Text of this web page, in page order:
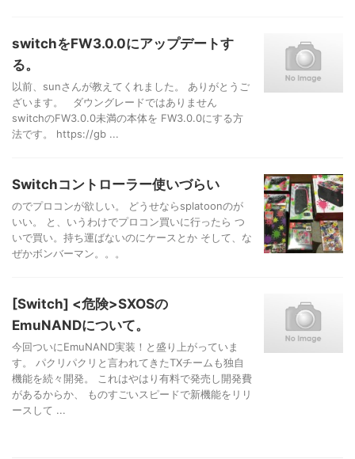
switchをFW3.0.0にアップデートす
る。
以前、sunさんが教えてくれました。 ありがとうご
ざいます。 ダウングレードではありません
switchのFW3.0.0未満の本体を FW3.0.0にする方
法です。 https://gb ...
Switchコントローラー使いづらい
のでプロコンが欲しい。 どうせならsplatoonのが
いい。 と、いうわけでプロコン買いに行ったら つ
いで買い。持ち運ばないのにケースとか そして、な
ぜかボンバーマン。。。
[Switch] <危険>SXOSの
EmuNANDについて。
今回ついにEmuNAND実装！と盛り上がっていま
す。 パクリパクリと言われてきたTXチームも独自
機能を続々開発。 これはやはり有料で発売し開発費
があるからか、 ものすごいスピードで新機能をリリ
ースして ...